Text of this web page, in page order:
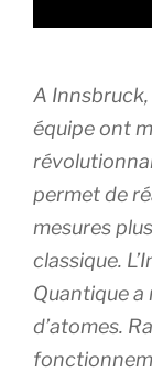
A
équipe ont
permet de
mesures
classique.
Quantique
d’atomes.